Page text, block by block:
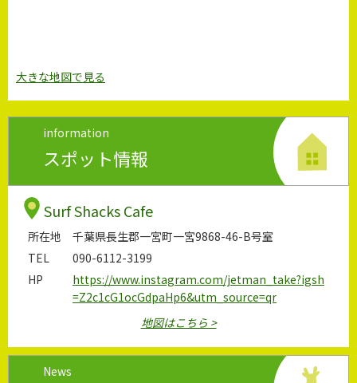
大きな地図で見る
information
スポット情報
Surf Shacks Cafe
所在地
千葉県長生郡一宮町一宮9868-46-B号室
TEL
090-6112-3199
HP
https://www.instagram.com/jetman_take?igsh
=Z2c1cG1ocGdpaHp6&utm_source=qr
地図はこちら >
News